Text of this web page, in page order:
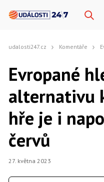
udalosti247.cz Komentáře
Evropané
alternativu
hře je i
červů
27. května 2023